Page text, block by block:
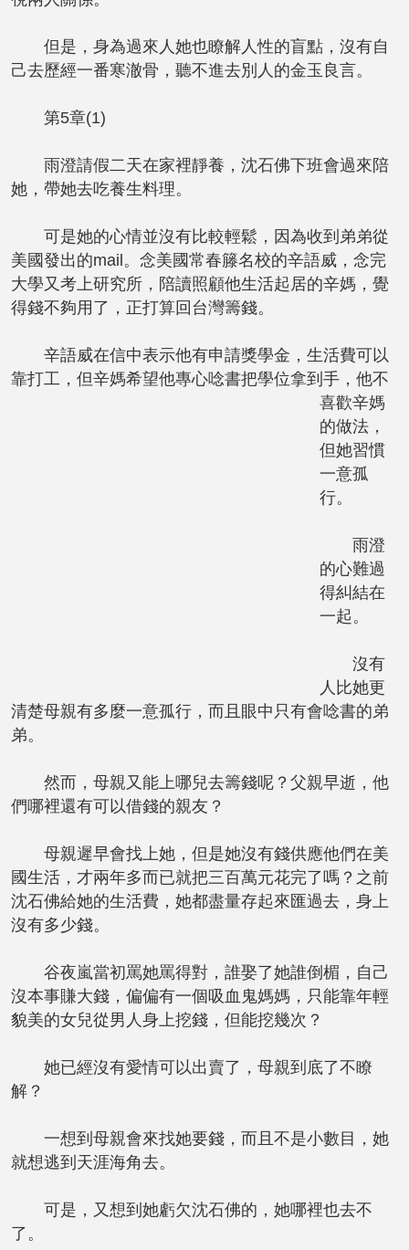
但是，身為過來人她也瞭解人性的盲點，沒有自
己去歷經一番寒澈骨，聽不進去別人的金玉良言。
第5章(1)
雨澄請假二天在家裡靜養，沈石佛下班會過來陪
她，帶她去吃養生料理。
可是她的心情並沒有比較輕鬆，因為收到弟弟從
美國發出的mail。念美國常春籐名校的辛語威，念完
大學又考上研究所，陪讀照顧他生活起居的辛媽，覺
得錢不夠用了，正打算回台灣籌錢。
辛語威在信中表示他有申請獎學金，生活費可以
靠打工，但辛媽希望他專心唸書把學位拿到手，他不
喜歡辛媽
的做法，
但她習慣
一意孤
行。
雨澄
的心難過
得糾結在
一起。
沒有
人比她更
清楚母親有多麼一意孤行，而且眼中只有會唸書的弟
弟。
然而，母親又能上哪兒去籌錢呢？父親早逝，他
們哪裡還有可以借錢的親友？
母親遲早會找上她，但是她沒有錢供應他們在美
國生活，才兩年多而已就把三百萬元花完了嗎？之前
沈石佛給她的生活費，她都盡量存起來匯過去，身上
沒有多少錢。
谷夜嵐當初罵她罵得對，誰娶了她誰倒楣，自己
沒本事賺大錢，偏偏有一個吸血鬼媽媽，只能靠年輕
貌美的女兒從男人身上挖錢，但能挖幾次？
她已經沒有愛情可以出賣了，母親到底了不瞭
解？
一想到母親會來找她要錢，而且不是小數目，她
就想逃到天涯海角去。
可是，又想到她虧欠沈石佛的，她哪裡也去不
了。